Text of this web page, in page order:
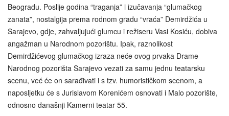
Beogradu. Poslije godina “traganja” i izučavanja “glumačkog
zanata”, nostalgija prema rodnom gradu “vraća” Demirdžića u
Sarajevo, gdje, zahvaljujući glumcu i režiseru Vasi Kosiću, dobiva
angažman u Narodnom pozorištu. Ipak, raznolikost
Demirdžićevog glumačkog izraza neće ovog prvaka Drame
Narodnog pozorišta Sarajevo vezati za samu jednu teatarsku
scenu, već će on sarađivati i s tzv. humorističkom scenom, a
naposljetku će s Jurislavom Korenićem osnovati i Malo pozorište,
odnosno današnji Kamerni teatar 55.